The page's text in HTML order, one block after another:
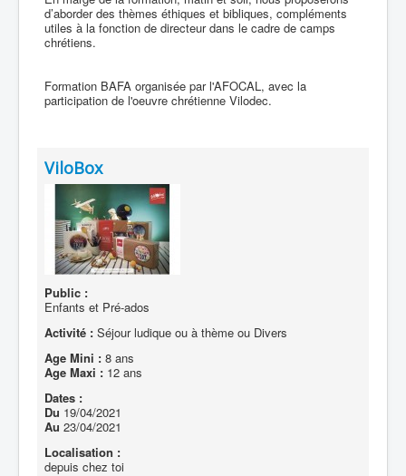
d’aborder des thèmes éthiques et bibliques, compléments
utiles à la fonction de directeur dans le cadre de camps
chrétiens.
Formation BAFA organisée par l'AFOCAL, avec la
participation de l'oeuvre chrétienne Vilodec.
ViloBox
Public :
Enfants et Pré-ados
Activité : Séjour ludique ou à thème ou Divers
Age Mini : 8 ans
Age Maxi : 12 ans
Dates :
Du 19/04/2021
Au 23/04/2021
Localisation :
depuis chez toi